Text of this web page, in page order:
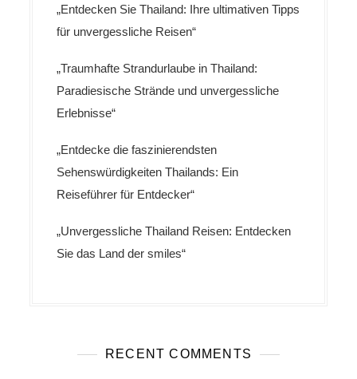
„Entdecken Sie Thailand: Ihre ultimativen Tipps
für unvergessliche Reisen“
„Traumhafte Strandurlaube in Thailand:
Paradiesische Strände und unvergessliche
Erlebnisse“
„Entdecke die faszinierendsten
Sehenswürdigkeiten Thailands: Ein
Reiseführer für Entdecker“
„Unvergessliche Thailand Reisen: Entdecken
Sie das Land der smiles“
RECENT COMMENTS